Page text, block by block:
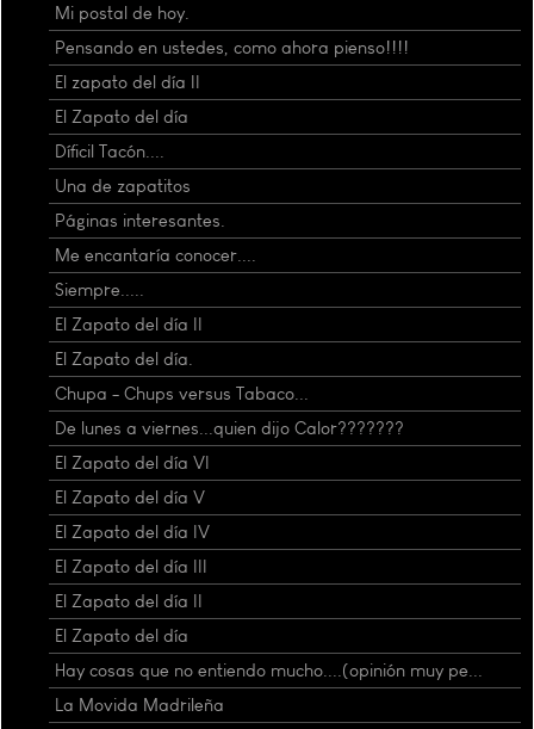
Mi postal de hoy.
Pensando en ustedes, como ahora pienso!!!!
El zapato del día II
El Zapato del día
Díficil Tacón....
Una de zapatitos
Páginas interesantes.
Me encantaría conocer....
Siempre.....
El Zapato del día II
El Zapato del día.
Chupa - Chups versus Tabaco...
De lunes a viernes...quien dijo Calor???????
El Zapato del día VI
El Zapato del día V
El Zapato del día IV
El Zapato del día III
El Zapato del día II
El Zapato del día
Hay cosas que no entiendo mucho....(opinión muy pe...
La Movida Madrileña